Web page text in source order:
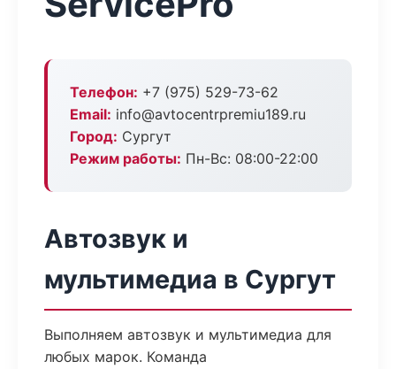
Телефон: +7 (975) 529-73-62
Email: info@avtocentrpremiu189.ru
Город: Сургут
Режим работы: Пн-Вс: 08:00-22:00
Автозвук и
мультимедиа в Сургут
Выполняем автозвук и мультимедиа для
любых марок. Команда